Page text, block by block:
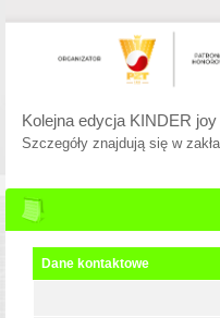
Kolejna edycja KINDER
Szczegóły znajdują się w
Dane kontaktowe